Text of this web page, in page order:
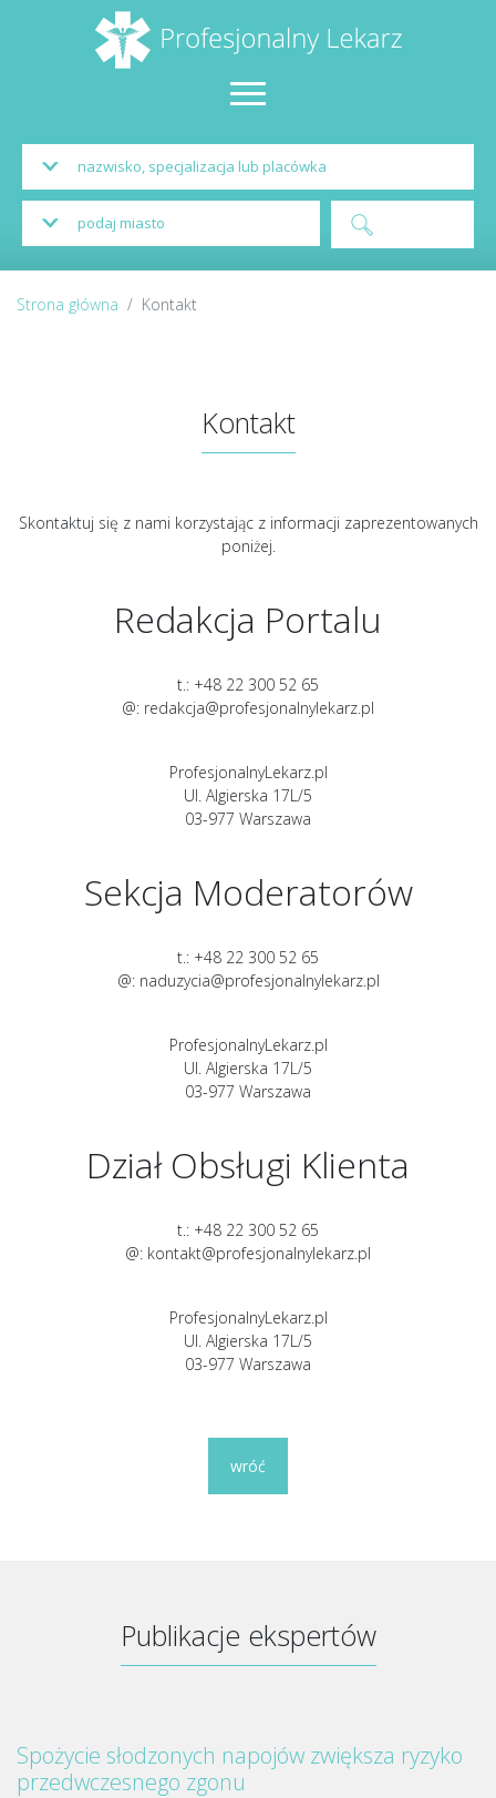
Strona główna Kontakt
Kontakt
Skontaktuj się z nami korzystając z informacji zaprezentowanych
poniżej.
Redakcja Portalu
t.: +48 22 300 52 65
@: redakcja@profesjonalnylekarz.pl
ProfesjonalnyLekarz.pl
Ul. Algierska 17L/5
03-977 Warszawa
Sekcja Moderatorów
t.: +48 22 300 52 65
@: naduzycia@profesjonalnylekarz.pl
ProfesjonalnyLekarz.pl
Ul. Algierska 17L/5
03-977 Warszawa
Dział Obsługi Klienta
t.: +48 22 300 52 65
@: kontakt@profesjonalnylekarz.pl
ProfesjonalnyLekarz.pl
Ul. Algierska 17L/5
03-977 Warszawa
wróć
Publikacje ekspertów
Spożycie słodzonych napojów zwiększa ryzyko
przedwczesnego zgonu